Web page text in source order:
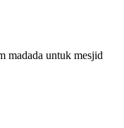
madada untuk mesjid